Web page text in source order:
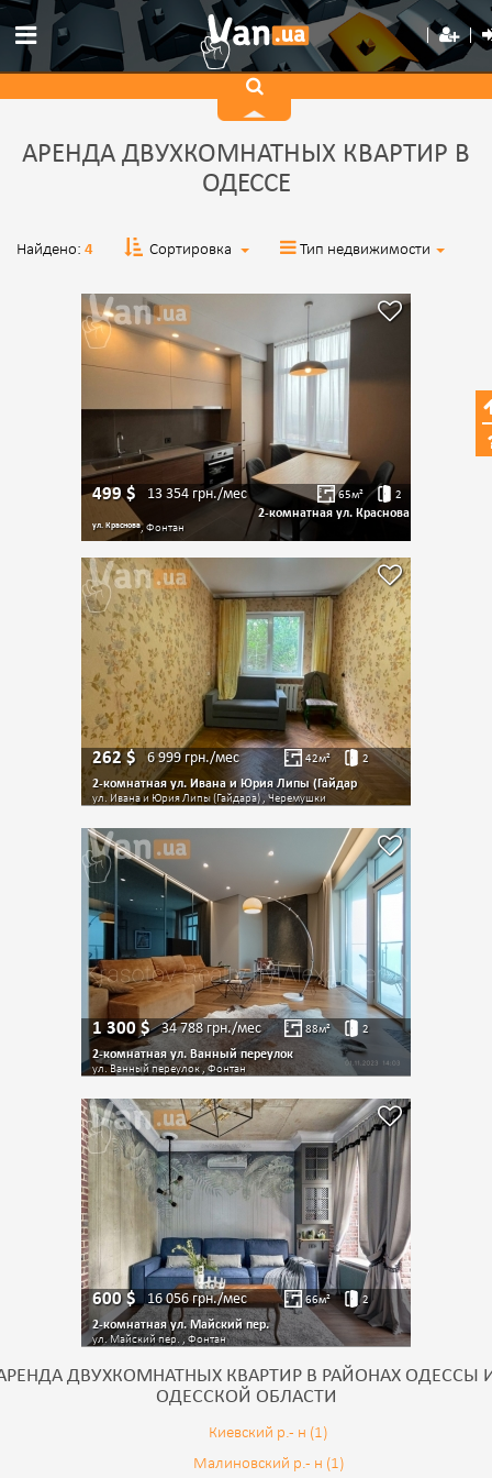
АРЕНДА ДВУХКОМНАТНЫХ КВАРТИР В
ОДЕССЕ
Найдено: 4 Сортировка Тип недвижимости
499$ 13 354 грн./мес 65м² 2
2-комнатная ул. Краснова
ул. Краснова, Фонтан
262$ 6 999грн./мес 42м² 2
2-комнатная ул. Ивана и Юрия Липы (Гайдар
ул. Ивана и Юрия Липы (Гайдара) , Черемушки
1 300 $ 34 788 грн./мес 88м² 2
2-комнатная ул. Ванный переулок
ул. Ванный переулок , Фонтан
600$ 16 056грн./мес 66м² 2
2-комнатная ул. Майский пер.
ул. Майский пер. , Фонтан
ДВУХКОМНАТНЫХ КВАРТИР В РАЙОНАХ ОДЕССЫ
ОДЕССКОЙ ОБЛАСТИ
Киевский р.- н (1)
Малиновский р.- н (1)